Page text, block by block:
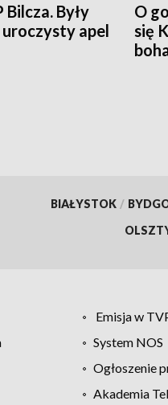
Bilcza. Były
apel
O
się
BIAŁYSTOK /
Emisja w
System NOS
Ogłoszenie
Akademia